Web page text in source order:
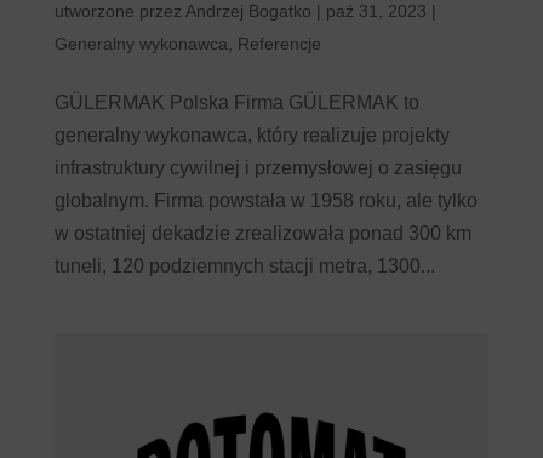
utworzone przez Andrzej Bogatko | paź 31, 2023 |
Generalny wykonawca
Referencje
GÜLERMAK Polska Firma GÜLERMAK to
generalny wykonawca, który realizuje projekty
infrastruktury cywilnej i przemysłowej o zasięgu
globalnym. Firma powstała w 1958 roku, ale tylko
w ostatniej dekadzie zrealizowała ponad 300 km
tuneli, 120 podziemnych stacji metra, 1300...